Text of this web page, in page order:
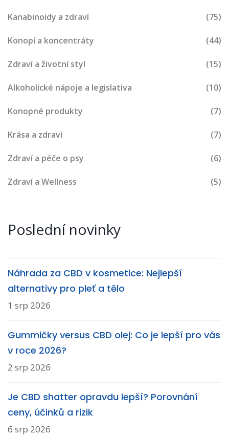
Kanabinoidy a zdraví (75)
Konopí a koncentráty (44)
Zdraví a životní styl (15)
Alkoholické nápoje a legislativa (10)
Konopné produkty (7)
Krása a zdraví (7)
Zdraví a péče o psy (6)
Zdraví a Wellness (5)
Poslední novinky
Náhrada za CBD v kosmetice: Nejlepší
alternativy pro pleť a tělo
1 srp 2026
Gummičky versus CBD olej: Co je lepší pro vás
v roce 2026?
2 srp 2026
Je CBD shatter opravdu lepší? Porovnání
ceny, účinků a rizik
6 srp 2026